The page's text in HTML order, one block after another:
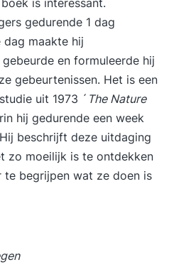
gedurende 1 dag
dag maakte hij
en formuleerde hij
gebeurtenissen. Het is een
uit 1973 ´ The Nature
hij gedurende een week
beschrijft deze uitdaging
zo moeilijk is te ontdekken
te begrijpen wat ze doen is